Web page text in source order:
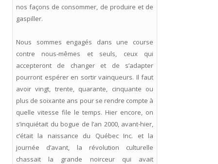
nos façons de consommer, de produire et de
gaspiller.
Nous sommes engagés dans une course
contre nous-mêmes et seuls, ceux qui
accepteront de changer et de s’adapter
pourront espérer en sortir vainqueurs. Il faut
avoir vingt, trente, quarante, cinquante ou
plus de soixante ans pour se rendre compte à
quelle vitesse file le temps. Hier encore, on
s’inquiétait du bogue de l’an 2000, avant-hier,
c’était la naissance du Québec Inc. et la
journée d’avant, la révolution culturelle
chassait la grande noirceur qui avait